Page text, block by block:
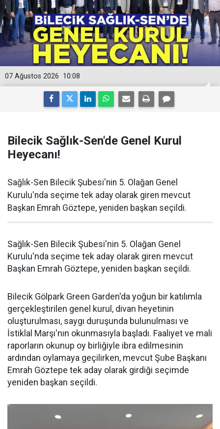
10:08
07 Ağustos 2026
Bilecik Sağlık-Sen'de Genel Kurul
Heyecanı!
Sağlık-Sen Bilecik Şubesi'nin 5. Olağan Genel
Kurulu'nda seçime tek aday olarak giren mevcut
Başkan Emrah Göztepe, yeniden başkan seçildi.
Sağlık-Sen Bilecik Şubesi'nin 5. Olağan Genel
Kurulu'nda seçime tek aday olarak giren mevcut
Başkan Emrah Göztepe, yeniden başkan seçildi.
Bilecik Gölpark Green Garden'da yoğun bir katılımla
gerçekleştirilen genel kurul, divan heyetinin
oluşturulması, saygı duruşunda bulunulması ve
İstiklal Marşı'nın okunmasıyla başladı. Faaliyet ve mali
raporların okunup oy birliğiyle ibra edilmesinin
ardından oylamaya geçilirken, mevcut Şube Başkanı
Emrah Göztepe tek aday olarak girdiği seçimde
yeniden başkan seçildi.